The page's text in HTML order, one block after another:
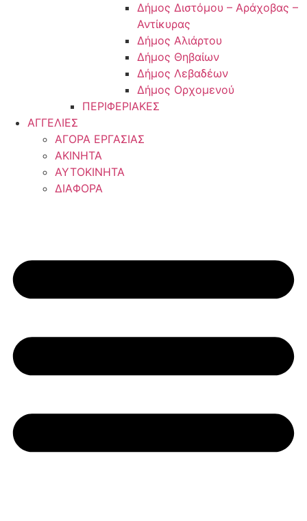
Δήμος Διστόμου – Αράχοβας –
Αντίκυρας
Δήμος Αλιάρτου
Δήμος Θηβαίων
Δήμος Λεβαδέων
Δήμος Ορχομενού
ΠΕΡΙΦΕΡΙΑΚΕΣ
ΑΓΓΕΛΙΕΣ
ΑΓΟΡΑ ΕΡΓΑΣΙΑΣ
ΑΚΙΝΗΤΑ
ΑΥΤΟΚΙΝΗΤΑ
ΔΙΑΦΟΡΑ